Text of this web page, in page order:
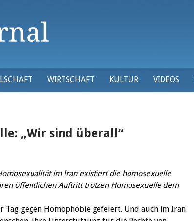
WIRTSCHAFT KULTUR VIDEOS
„Wir sind überall“
im Iran existiert die homosexuelle
öffentlichen Auftritt trotzen Homosexuelle dem
gegen Homophobie gefeiert. Und auch im Iran